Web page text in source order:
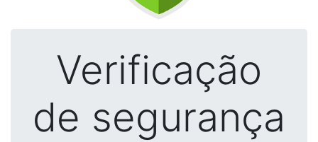
Verificação
de segurança